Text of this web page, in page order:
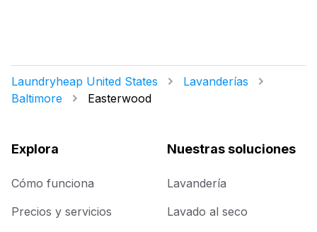
Laundryheap United States
Lavanderías
Baltimore
Easterwood
Explora
Cómo funciona
Precios y servicios
Nuestras soluciones
Lavandería
Lavado al seco